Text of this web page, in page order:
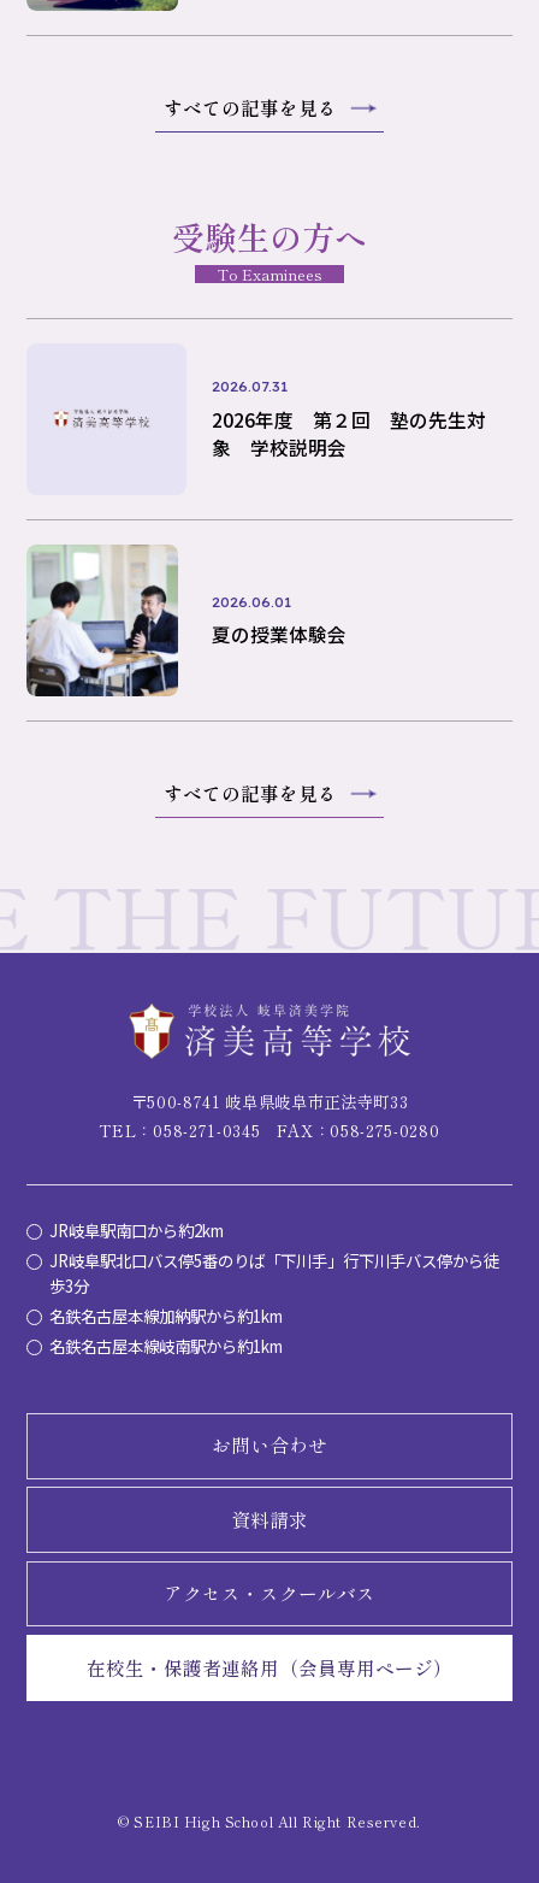
すべての記事を見る
受験生の方へ
To Examinees
2026.07.31
2026年度 第２回 塾の先生対
象 学校説明会
2026.06.01
夏の授業体験会
すべての記事を見る
〒500-8741 岐阜県岐阜市正法寺町33
TEL：058-271-0345
FAX：058-275-0280
JR岐阜駅南口から約2km
JR岐阜駅北口バス停5番のりば「下川手」行下川手バス停から徒
歩3分
名鉄名古屋本線加納駅から約1km
名鉄名古屋本線岐南駅から約1km
お問い合わせ
資料請求
アクセス・ スクールバス
在校生・保護者連絡用（会員専用ページ）
© SEIBI High School All Right Reserved.